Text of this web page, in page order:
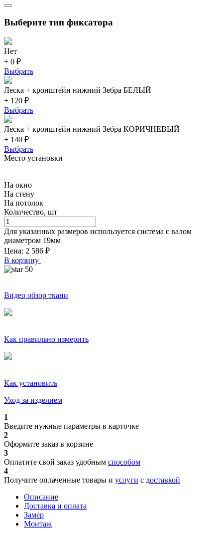
Выберите тип фиксатора
Нет
+ 0 ₽
Выбрать
Леска + кронштейн нижний Зебра БЕЛЫЙ
+ 120 ₽
Выбрать
Леска + кронштейн нижний Зебра КОРИЧНЕВЫЙ
+ 140 ₽
Выбрать
Место установки
На окно
На стену
На потолок
Количество, шт
Для указанных размеров используется система с валом
диаметром 19мм
Цена: 2 586 ₽
В корзину
50
Видео обзор ткани
Как правильно измерить
Как установить
Уход за изделием
1
Введите нужные параметры в карточке
2
Оформите заказ в корзине
3
Оплатите свой заказ удобным способом
4
Получите оплаченные товары и услуги с доставкой
Описание
Доставка и оплата
Замер
Монтаж